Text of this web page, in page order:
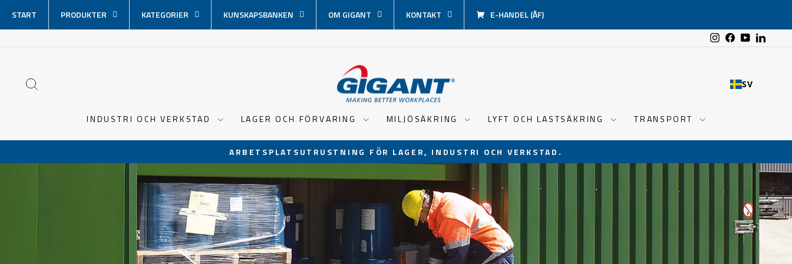
över
innehåll
START PRODUKTER KATEGORIER KUNSKAPSBANKEN OM GIGANT KONTAKT E-HANDEL (ÅF)
Instagram
Facebook
YouTube
SV
INDUSTRI OCH VERKSTAD LAGER OCH FÖRVARING MILJÖSÄKRING LYFT OCH LASTSÄKRING TRANSPORT
Pausa
bildspel
ARBETSPLATSUTRUSTNING FÖR LAGER, INDUSTRI OCH VERKSTAD.